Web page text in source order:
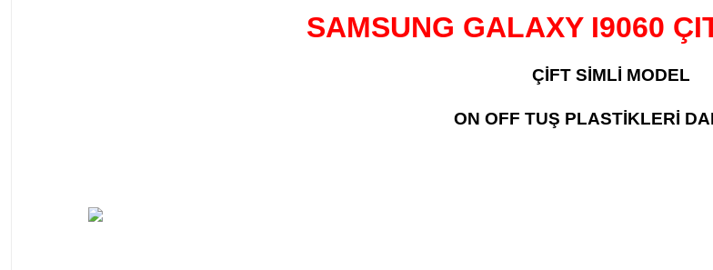
SAMSUNG GALAXY I9060
ÇİFT SİMLİ MODEL
ON OFF TUŞ PLASTİKLERİ